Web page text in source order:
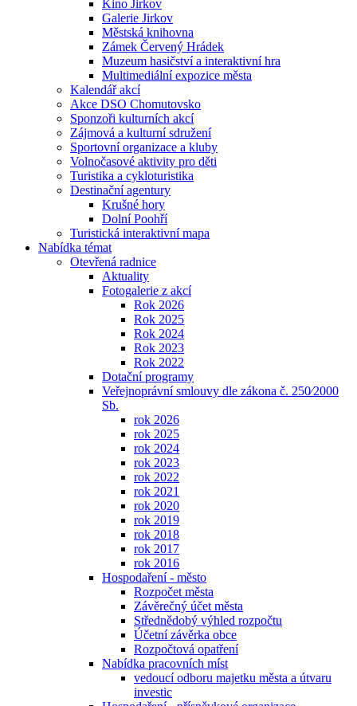
Kino Jirkov
Galerie Jirkov
Městská knihovna
Zámek Červený Hrádek
Muzeum hasičství a interaktivní hra
Multimediální expozice města
Kalendář akcí
Akce DSO Chomutovsko
Sponzoři kulturních akcí
Zájmová a kulturní sdružení
Sportovní organizace a kluby
Volnočasové aktivity pro děti
Turistika a cykloturistika
Destinační agentury
Krušné hory
Dolní Poohří
Turistická interaktivní mapa
Nabídka témat
Otevřená radnice
Aktuality
Fotogalerie z akcí
Rok 2026
Rok 2025
Rok 2024
Rok 2023
Rok 2022
Dotační programy
Veřejnoprávní smlouvy dle zákona č. 250⁄2000
Sb.
rok 2026
rok 2025
rok 2024
rok 2023
rok 2022
rok 2021
rok 2020
rok 2019
rok 2018
rok 2017
rok 2016
Hospodaření - město
Rozpočet města
Závěrečný účet města
Střednědobý výhled rozpočtu
Účetní závěrka obce
Rozpočtová opatření
Nabídka pracovních míst
vedoucí odboru majetku města a útvaru
investic